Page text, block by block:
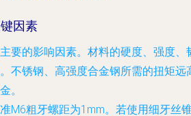
因素
主要的影响因素。材料的硬度、强度、
不锈钢、高强度合金钢所需的扭矩远
。
准M6粗牙螺距为1mm。若使用细牙丝